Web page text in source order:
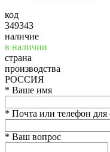
код
349343
наличие
в наличии
страна
производства
РОССИЯ
* Ваше имя
* Почта или телефон для
* Ваш вопрос